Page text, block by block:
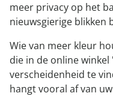
meer privacy op het
nieuwsgierige blikken
Wie van meer kleur
die in de online
verscheidenheid te
hangt vooral af van